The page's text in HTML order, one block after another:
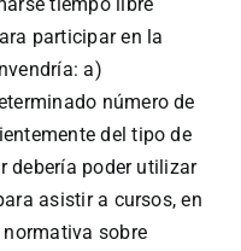
participar en la
a)
número de
del tipo de
debería poder utilizar
asistir a cursos, en
sobre